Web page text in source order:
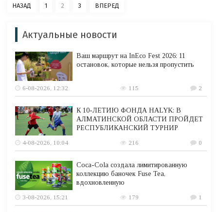
НАЗАД 1 2 3 ВПЕРЕД
Актуальные новости
Ваш маршрут на InEco Fest 2026: 11
остановок, которые нельзя пропустить
6-08-2026, 12:32 115 2
К 10-ЛЕТИЮ ФОНДА HALYK: В
АЛМАТИНСКОЙ ОБЛАСТИ ПРОЙДЕТ
РЕСПУБЛИКАНСКИЙ ТУРНИР
4-08-2026, 10:04
216 0
Coca-Cola создала лимитированную
коллекцию баночек Fuse Tea,
вдохновленную
3-08-2026, 15:21
179 1